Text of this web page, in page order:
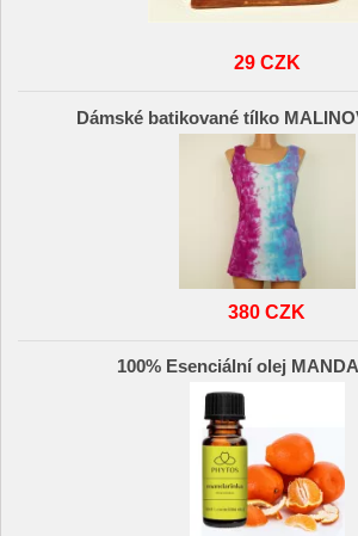
29 CZK
Dámské batikované tílko
380 CZK
100% Esenciální olej